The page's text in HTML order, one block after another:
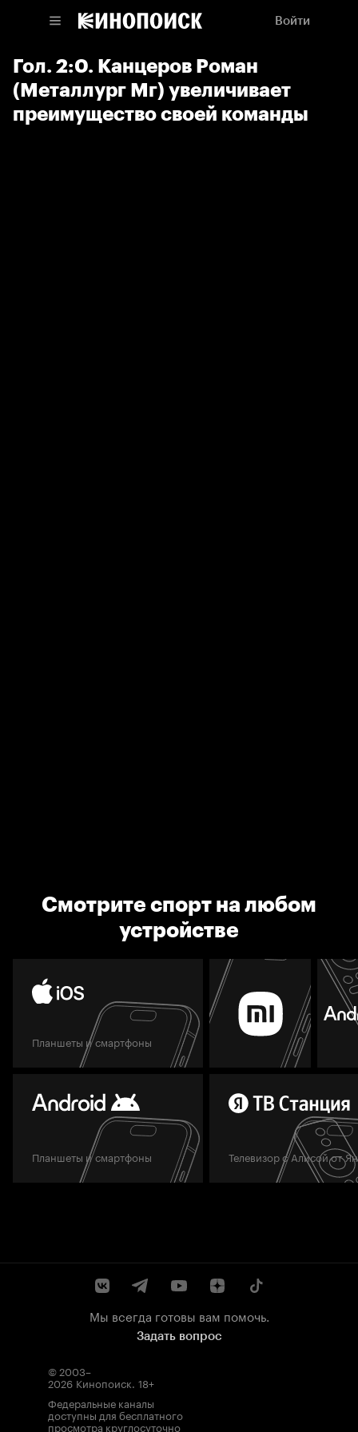
Войти
Гол. 2:0. Канцеров Роман
(Металлург Мг) увеличивает
преимущество своей команды
Смотрите спорт на любом
устройстве
Планшеты и смартфоны
Планшеты и смартфоны Телевизор с Алисой от
Мы всегда готовы вам помочь.
Задать вопрос
© 2003–
2026 Кинопоиск. 18+
Федеральные каналы
доступны для бесплатного
просмотра круглосуточно